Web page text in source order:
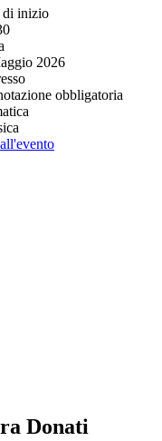
di inizio
2026
obbligatoria
Donati